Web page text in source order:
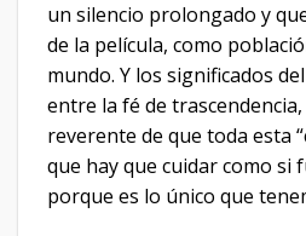
un silencio prolongado y
de la película, como
mundo. Y los significados
entre la fé de
reverente de que toda esta
que hay que cuidar como si
porque es lo único que